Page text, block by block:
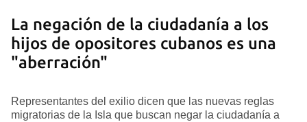
La negación de la ciudadanía a los
hijos de opositores cubanos es una
"aberración"
Representantes del exilio dicen que las nuevas reglas
migratorias de la Isla que buscan negar la ciudadanía a